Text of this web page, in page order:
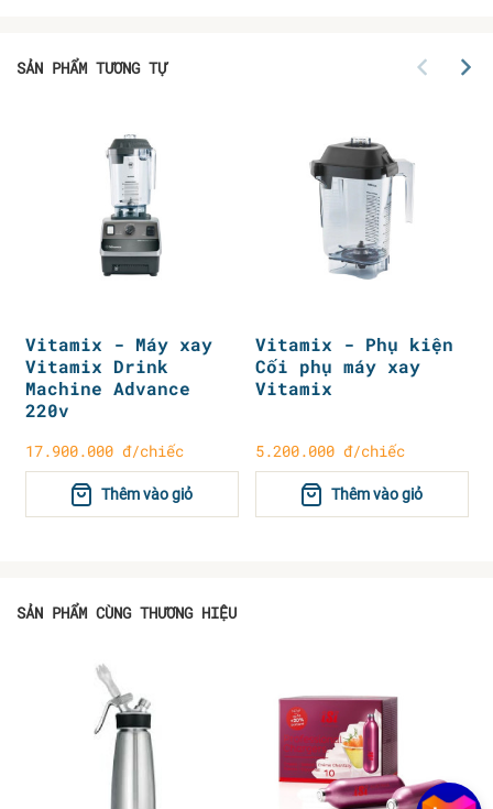
SẢN PHẨM TƯƠNG TỰ
Vitamix - Máy xay
Vitamix Drink
Machine Advance
220v
17.900.000 đ/chiếc
Thêm vào giỏ
Vitamix - Phụ kiện
Cối phụ máy xay
Vitamix
5.200.000 đ/chiếc
Thêm vào giỏ
SẢN PHẨM CÙNG THƯƠNG HIỆU